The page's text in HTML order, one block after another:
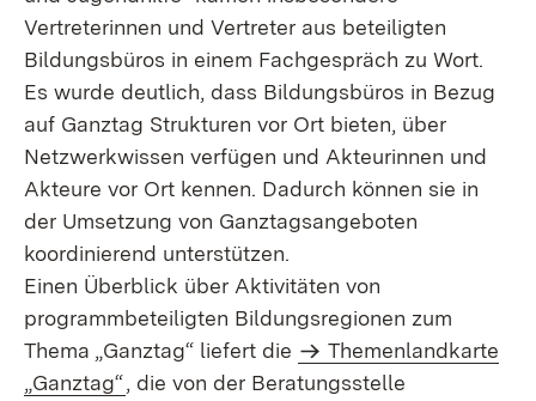
Vertreterinnen und Vertreter aus beteiligten
Bildungsbüros in einem Fachgespräch zu Wort.
Es wurde deutlich, dass Bildungsbüros in Bezug
auf Ganztag Strukturen vor Ort bieten, über
Netzwerkwissen verfügen und Akteurinnen und
Akteure vor Ort kennen. Dadurch können sie in
der Umsetzung von Ganztagsangeboten
koordinierend unterstützen.
Einen Überblick über Aktivitäten von
programmbeteiligten Bildungsregionen zum
Thema „Ganztag“ liefert die
Themenlandkarte
„Ganztag“, die von der Beratungsstelle